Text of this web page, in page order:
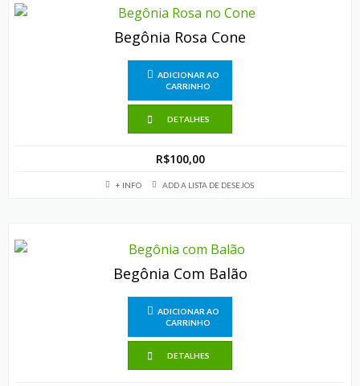
Begônia Rosa Cone
ADICIONAR AO
CARRINHO
DETALHES
R$100,00
+ INFO ADD A LISTA DE DESEJOS
Begônia Com Balão
ADICIONAR AO
CARRINHO
DETALHES